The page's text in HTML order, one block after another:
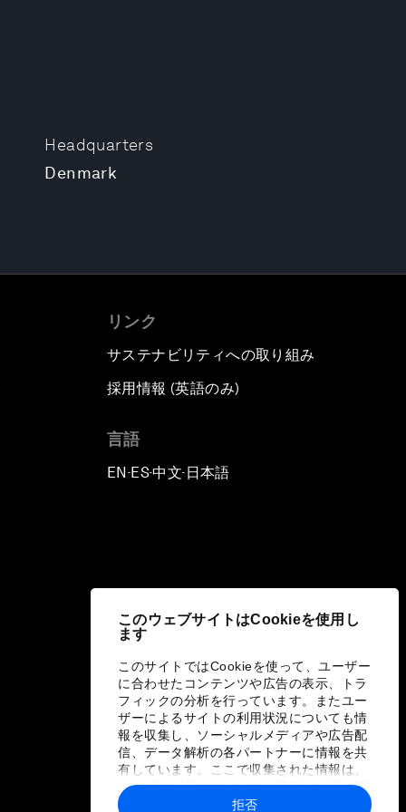
このウェブサイトはCookieを使用し
ます
このサイトではCookieを使って、ユーザー
に合わせたコンテンツや広告の表示、トラ
フィックの分析を行っています。またユー
ザーによるサイトの利用状況についても情
報を収集し、ソーシャルメディアや広告配
信、データ解析の各パートナーに情報を共
有しています。ここで収集された情報は、
ユーザーが各パートナーに提供した他の情
報や各パートナーのサービスを使用した際
拒否
Headquarters
Denmark
リンク
サステナビリティへの取り組み
採用情報 (英語のみ)
言語
EN ▪ES▪中文▪ 日本語